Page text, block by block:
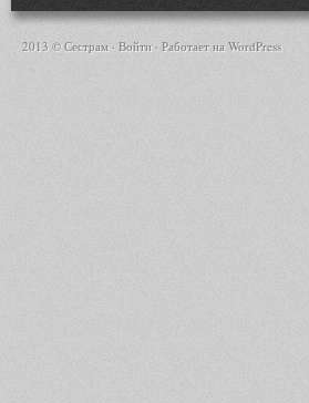
2013 © Сестрам · Войти · Работает на WordPress